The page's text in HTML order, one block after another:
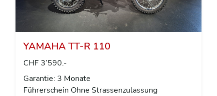
YAMAHA TT-R 110
CHF 3’590.-
Garantie: 3 Monate
Führerschein Ohne Strassenzulassung